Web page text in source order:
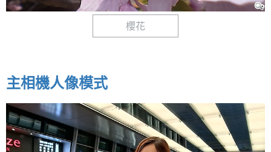
櫻花
主相機人像模式